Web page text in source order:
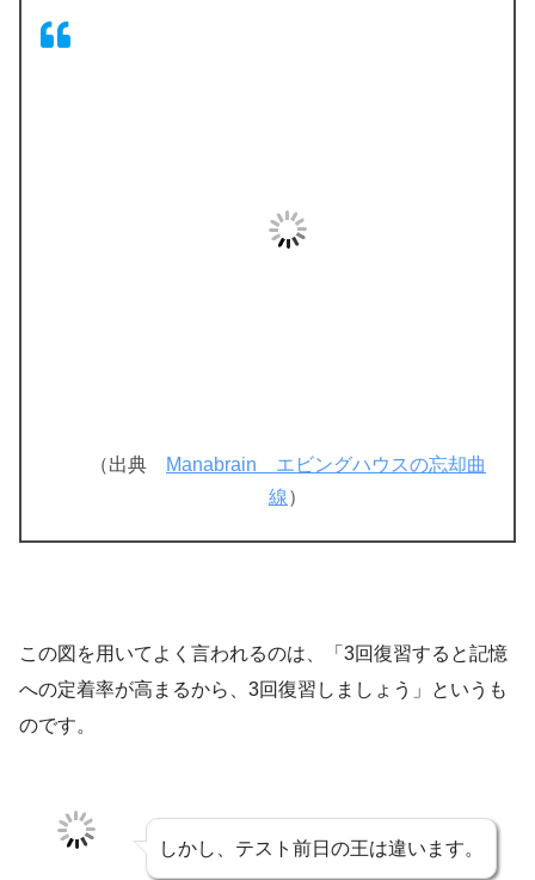
（出典
Manabrain エビングハウスの忘却曲
線）
この図を用いてよく言われるのは、「3回復習すると記憶
への定着率が高まるから、3回復習しましょう」というも
のです。
しかし、テスト前日の王は違います。